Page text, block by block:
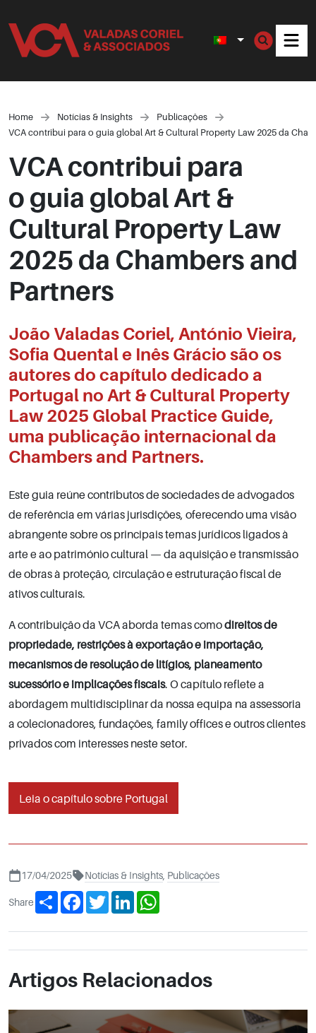
Home Notícias & Insights
Publicações
VCA contribui para o guia global Art & Cultural Property Law 2025 da
VCA contribui para
o guia global Art &
Cultural Property Law
2025 da Chambers and
Partners
João Valadas Coriel, António Vieira,
Sofia Quental e Inês Grácio são os
autores do capítulo dedicado a
Portugal no Art & Cultural Property
Law 2025 Global Practice Guide,
uma publicação internacional da
Chambers and Partners.
Este guia reúne contributos de sociedades de advogados
de referência em várias jurisdições, oferecendo uma visão
abrangente sobre os principais temas jurídicos ligados à
arte e ao património cultural — da aquisição e transmissão
de obras à proteção, circulação e estruturação fiscal de
ativos culturais.
A contribuição da VCA aborda temas comodireitos de
propriedade, restrições à exportação e importação,
mecanismos de resolução de litígios, planeamento
sucessório e implicações fiscais. O capítulo reflete a
abordagem multidisciplinar da nossa equipa na assessoria
a colecionadores, fundações, family offices e outros clientes
privados com interesses neste setor.
Leia o capítulo sobre Portugal
17/04/2025 Notícias & Insights Publicações
Share Share FacebookTwitterLinkedIn
Artigos Relacionados